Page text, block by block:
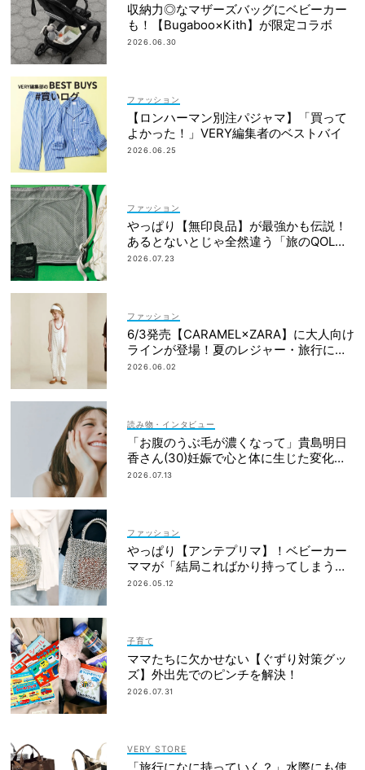
収納力◎なマザーズバッグにベビーカー
も！【Bugaboo×Kith】が限定コラボ
2026.06.30
ファッション
【ロンハーマン別注パジャマ】「買って
よかった！」VERY編集者のベストバイ
2026.06.25
ファッション
やっぱり【無印良品】が最強かも伝説！
あるとないとじゃ全然違う「旅のQOL爆
上げアイテム」
2026.07.23
ファッション
6/3発売【CARAMEL×ZARA】に大人向け
ラインが登場！夏のレジャー・旅行にも
おすすめ
2026.06.02
読み物・インタビュー
「お腹のうぶ毛が濃くなって」貴島明日
香さん(30)妊娠で心と体に生じた変化も
「愛しいです」
2026.07.13
ファッション
やっぱり【アンテプリマ】！ベビーカー
ママが「結局こればかり持ってしまう」
納得の理由
2026.05.12
子育て
ママたちに欠かせない【ぐずり対策グッ
ズ】外出先でのピンチを解決！
2026.07.31
VERY STORE
「旅行になに持っていく？」水際にも使